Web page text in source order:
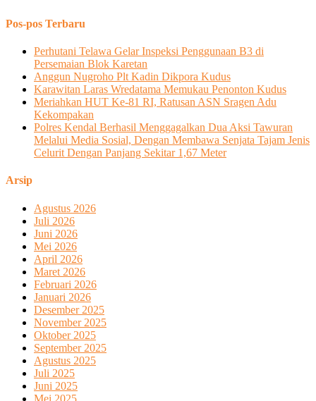
Pos-pos Terbaru
Perhutani Telawa Gelar Inspeksi Penggunaan B3 di
Persemaian Blok Karetan
Anggun Nugroho Plt Kadin Dikpora Kudus
Karawitan Laras Wredatama Memukau Penonton Kudus
Meriahkan HUT Ke-81 RI, Ratusan ASN Sragen Adu
Kekompakan
Polres Kendal Berhasil Menggagalkan Dua Aksi Tawuran
Melalui Media Sosial, Dengan Membawa Senjata Tajam Jenis
Celurit Dengan Panjang Sekitar 1,67 Meter
Arsip
Agustus 2026
Juli 2026
Juni 2026
Mei 2026
April 2026
Maret 2026
Februari 2026
Januari 2026
Desember 2025
November 2025
Oktober 2025
September 2025
Agustus 2025
Juli 2025
Juni 2025
Mei 2025